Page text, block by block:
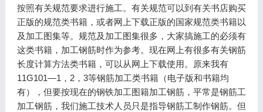
按照有关规范要求进行施工。有关规范可以到有关书店购买
正版的规范类书籍，或者网上下载正版的国家规范类书籍以
及加工图集等。规范及加工图集很多，大家搞施工的必须有
这类书籍，加工钢筋时作为参考。现在网上有很多有关钢筋
长度计算方法类书籍，可以从网上下载使用。原来我有
11G101—1，2，3等钢筋加工类书籍（电子版和书籍均
有），但要按现在的钢铁加工图籍加工钢筋，平常是钢筋工
加工钢筋，我们施工技术人员只是指导钢筋工制作钢筋。但